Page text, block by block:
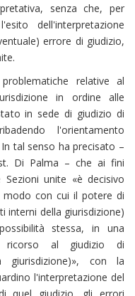
senza che, per
dell'interpretazione
errore di giudizio,
relative al
in ordine alle
in sede di giudizio di
l'orientamento
tal senso ha precisato –
Di Palma – che ai fini
unite «è decisivo
con cui il potere di
interni della giurisdizione)
stessa, in una
ricorso al giudizio di
giurisdizione)», con la
l'interpretazione del